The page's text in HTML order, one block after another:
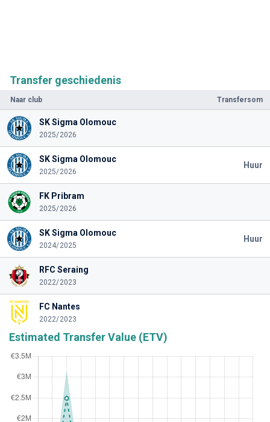
Transfer geschiedenis
Naar club Transfersom
SK Sigma Olomouc
2025/2026
SK Sigma Olomouc
2025/2026
Huur
FK Pribram
2025/2026
SK Sigma Olomouc
2024/2025
Huur
RFC Seraing
2022/2023
FC Nantes
2022/2023
Estimated Transfer Value (ETV)